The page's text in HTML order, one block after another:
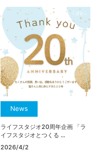
News
ライフスタジオ20周年企画 「ラ
イフスタジオとつくる ...
2026/4/2